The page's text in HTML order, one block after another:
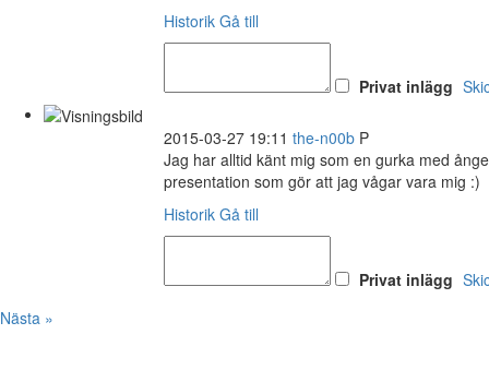
Historik Gå till
Privat inlägg
2015-03-27 19:11 the-n00b P
Jag har alltid känt mig som en gurka med
presentation som gör att jag vågar vara mig :)
Historik Gå till
Privat inlägg
Nästa »